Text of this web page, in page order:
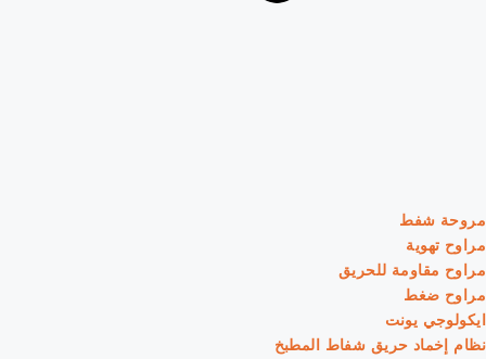
مروحة شفط
مراوح تهوية
مراوح مقاومة للحريق
مراوح ضغط
ايكولوجي يونت
نظام إخماد حريق شفاط المطبخ